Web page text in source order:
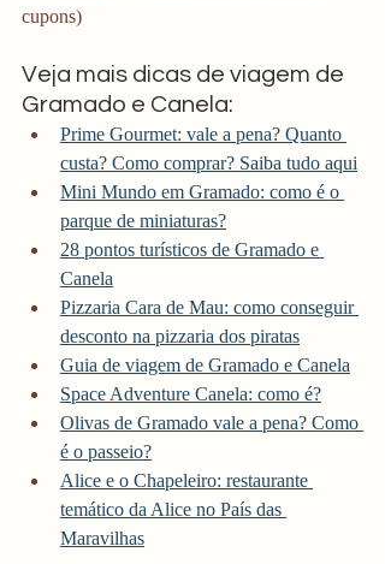
cupons)
Veja mais dicas de viagem de
Gramado e Canela:
Prime Gourmet: vale a pena? Quanto
custa? Como comprar? Saiba tudo aqui
Mini Mundo em Gramado: como é o
parque de miniaturas?
28 pontos turísticos de Gramado e
Canela
Pizzaria Cara de Mau: como conseguir
desconto na pizzaria dos piratas
Guia de viagem de Gramado e Canela
Space Adventure Canela: como é?
Olivas de Gramado vale a pena? Como
é o passeio?
Alice e o Chapeleiro: restaurante
temático da Alice no País das
Maravilhas